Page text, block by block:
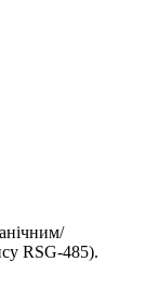
RSG-485).